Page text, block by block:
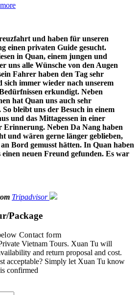
und haben für unseren
einen privaten Guide gesucht.
in Quan, einem jungen und
uns alle Wünsche von den Augen
Fahrer haben den Tag sehr
sich immer wieder nach unserem
erkundigt. Neben
hat Quan uns auch sehr
bleibt uns der Besuch in einem
und das Mittagessen in einer
Erinnerung. Neben Da Nang haben
und wären gerne länger geblieben,
Bord gemusst hätten. In Quan haben
einen neuen Freund gefunden. Es war
Tripadvisor
Package
Contact form
Vietnam Tours. Xuan Tu will
and return proposal and cost.
acceptable? Simply let Xuan Tu know
confirmed